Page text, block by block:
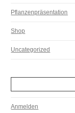
Pflanzenpräsentation
Shop
Uncategorized
Anmelden